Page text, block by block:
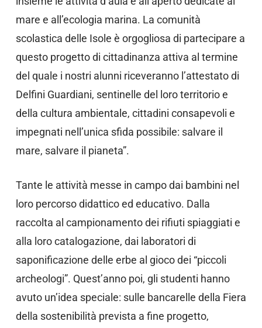
mare e all’ecologia marina. La comunità
scolastica delle Isole è orgogliosa di partecipare a
questo progetto di cittadinanza attiva al termine
del quale i nostri alunni riceveranno l’attestato di
Delfini Guardiani, sentinelle del loro territorio e
della cultura ambientale, cittadini consapevoli e
impegnati nell’unica sfida possibile: salvare il
mare, salvare il pianeta”.
Tante le attività messe in campo dai bambini nel
loro percorso didattico ed educativo. Dalla
raccolta al campionamento dei rifiuti spiaggiati e
alla loro catalogazione, dai laboratori di
saponificazione delle erbe al gioco dei “piccoli
archeologi”. Quest’anno poi, gli studenti hanno
avuto un’idea speciale: sulle bancarelle della Fiera
della sostenibilità prevista a fine progetto,